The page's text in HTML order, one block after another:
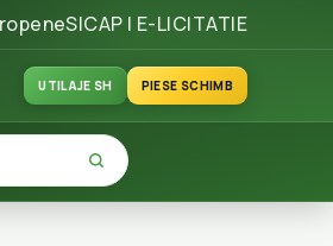
SICAP | E-LICITATIE
UTILAJE SH PIESE SCHIMB